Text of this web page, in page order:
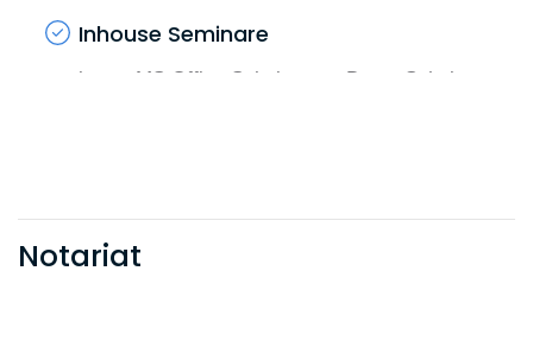
Inhouse Seminare
bspw. MS Office Schulungen, Datev Schulungen,
jederzeit und überall. Kurze Videos und
Notariat